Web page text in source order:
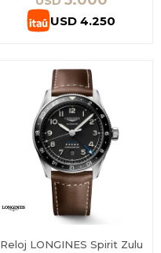
USD 4.250
Reloj LONGINES Spirit Zulu